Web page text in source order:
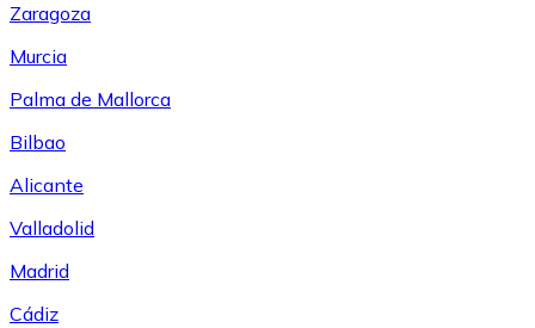
Zaragoza
Murcia
Palma de Mallorca
Bilbao
Alicante
Valladolid
Madrid
Cádiz